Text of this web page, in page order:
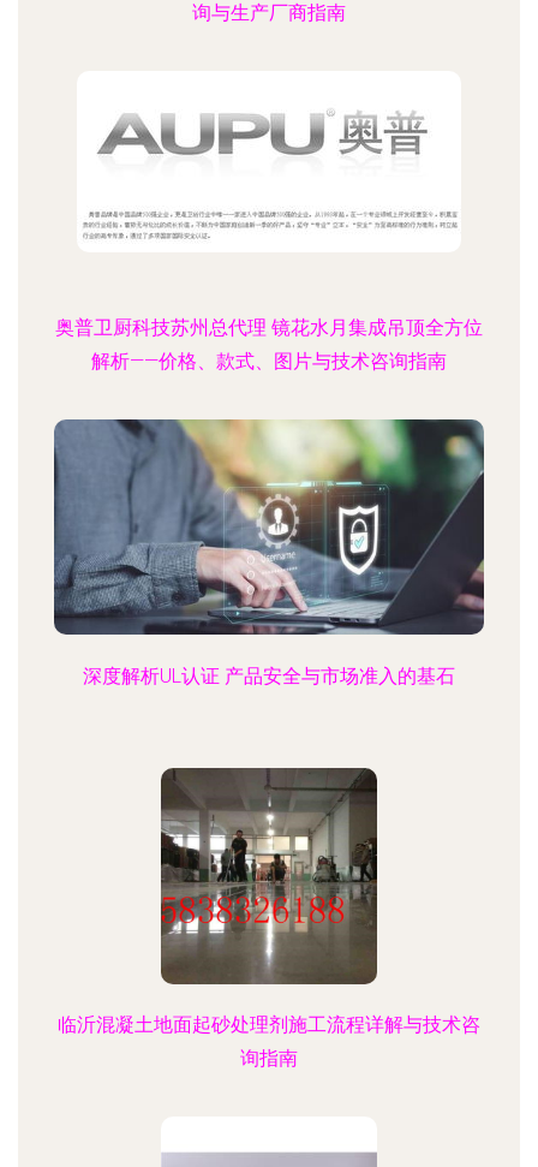
询与生产厂商指南
奥普卫厨科技苏州总代理 镜花水月集成吊顶全方位
解析——价格、款式、图片与技术咨询指南
深度解析UL认证 产品安全与市场准入的基石
临沂混凝土地面起砂处理剂施工流程详解与技术咨
询指南